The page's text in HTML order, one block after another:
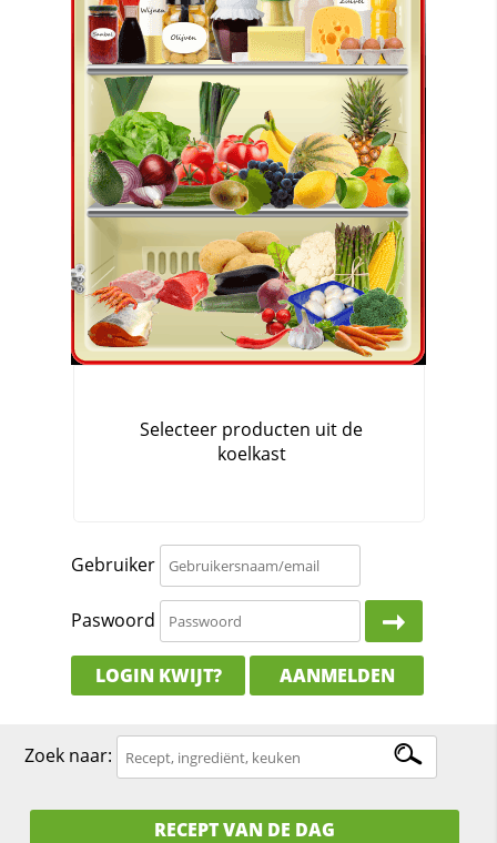
Gebruiker
Paswoord
LOGIN KWIJT? AANMELDEN
Zoek naar:
RECEPT VAN DE DAG